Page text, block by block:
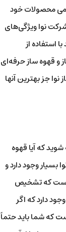
محصولات خود
نوا ویژگی‌های
استفاده از
و قهوه ساز حرفه‌ای
جز بهترین آنها
که آیا قهوه
وجود دارد و
است که تشخیص
دارد که اگر
که شما باید حتماً